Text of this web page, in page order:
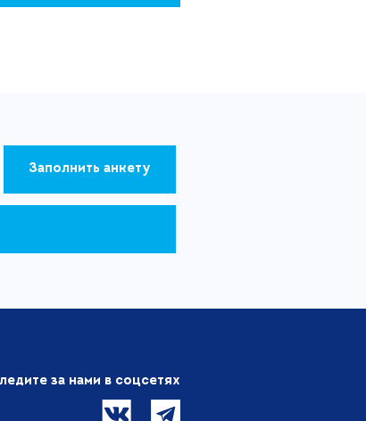
Заполнить анкету
за нами в соцсетях